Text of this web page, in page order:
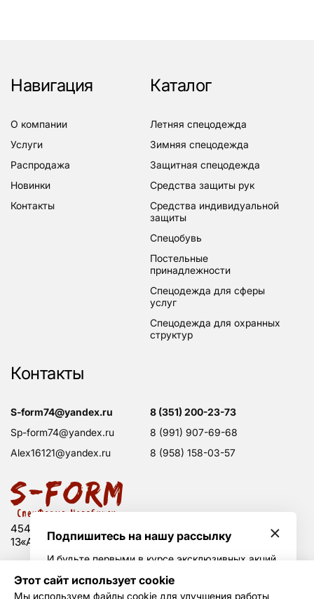
454008 Россия, г. Челябинск, Свердловский тракт,
13«А», оф. 203
Навигация
о компании
услуги
распродажа
новинки
контакты
Каталог
летняя спецодежда
зимняя спецодежда
защитная спецодежда
средства защиты рук
средства индивидуальной
защиты
спецобувь
постельные
принадлежности
спецодежда для сферы
услуг
спецодежда для охранных
структур
Контакты
s-form74@yandex.ru
sp-form74@yandex.ru
alex16121@yandex.ru
8 (351) 200-23-73
8 (991) 907-69-68
8 (958) 158-03-57
Политика конфиденциальности
Подпишитесь на нашу рассылку
И будьте первыми в курсе эксклюзивных акций
Этот сайт использует cookie
Мы используем файлы cookie для улучшения работы